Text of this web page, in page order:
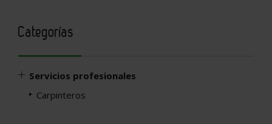
Categorías
Servicios profesionales
Carpinteros